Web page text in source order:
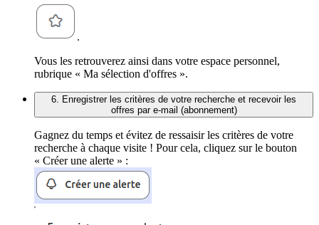
.
Vous les retrouverez ainsi dans votre espace personnel,
rubrique « Ma sélection d'offres ».
6. Enregistrer les critères de votre recherche et recevoir les
offres par e-mail (abonnement)
Gagnez du temps et évitez de ressaisir les critères de votre
recherche à chaque visite ! Pour cela, cliquez sur le bouton
« Créer une alerte » :